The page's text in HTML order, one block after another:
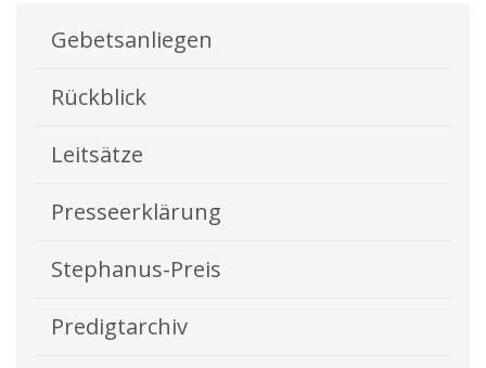
Gebetsanliegen
Rückblick
Leitsätze
Presseerklärung
Stephanus-Preis
Predigtarchiv